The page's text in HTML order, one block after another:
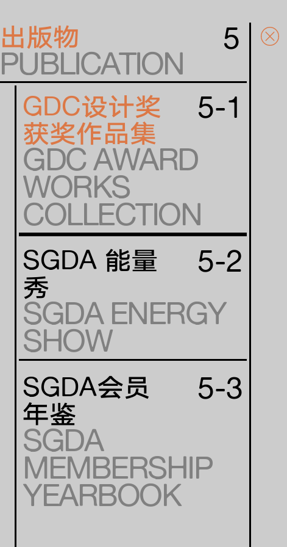
出版物
PUBLICATION
5
GDC设计奖
获奖作品集
GDC AWARD
WORKS
COLLECTION
5-1
SGDA 能量
秀
SGDA ENERGY
SHOW
5-2
SGDA会员
年鉴
SGDA
MEMBERSHIP
YEARBOOK
5-3